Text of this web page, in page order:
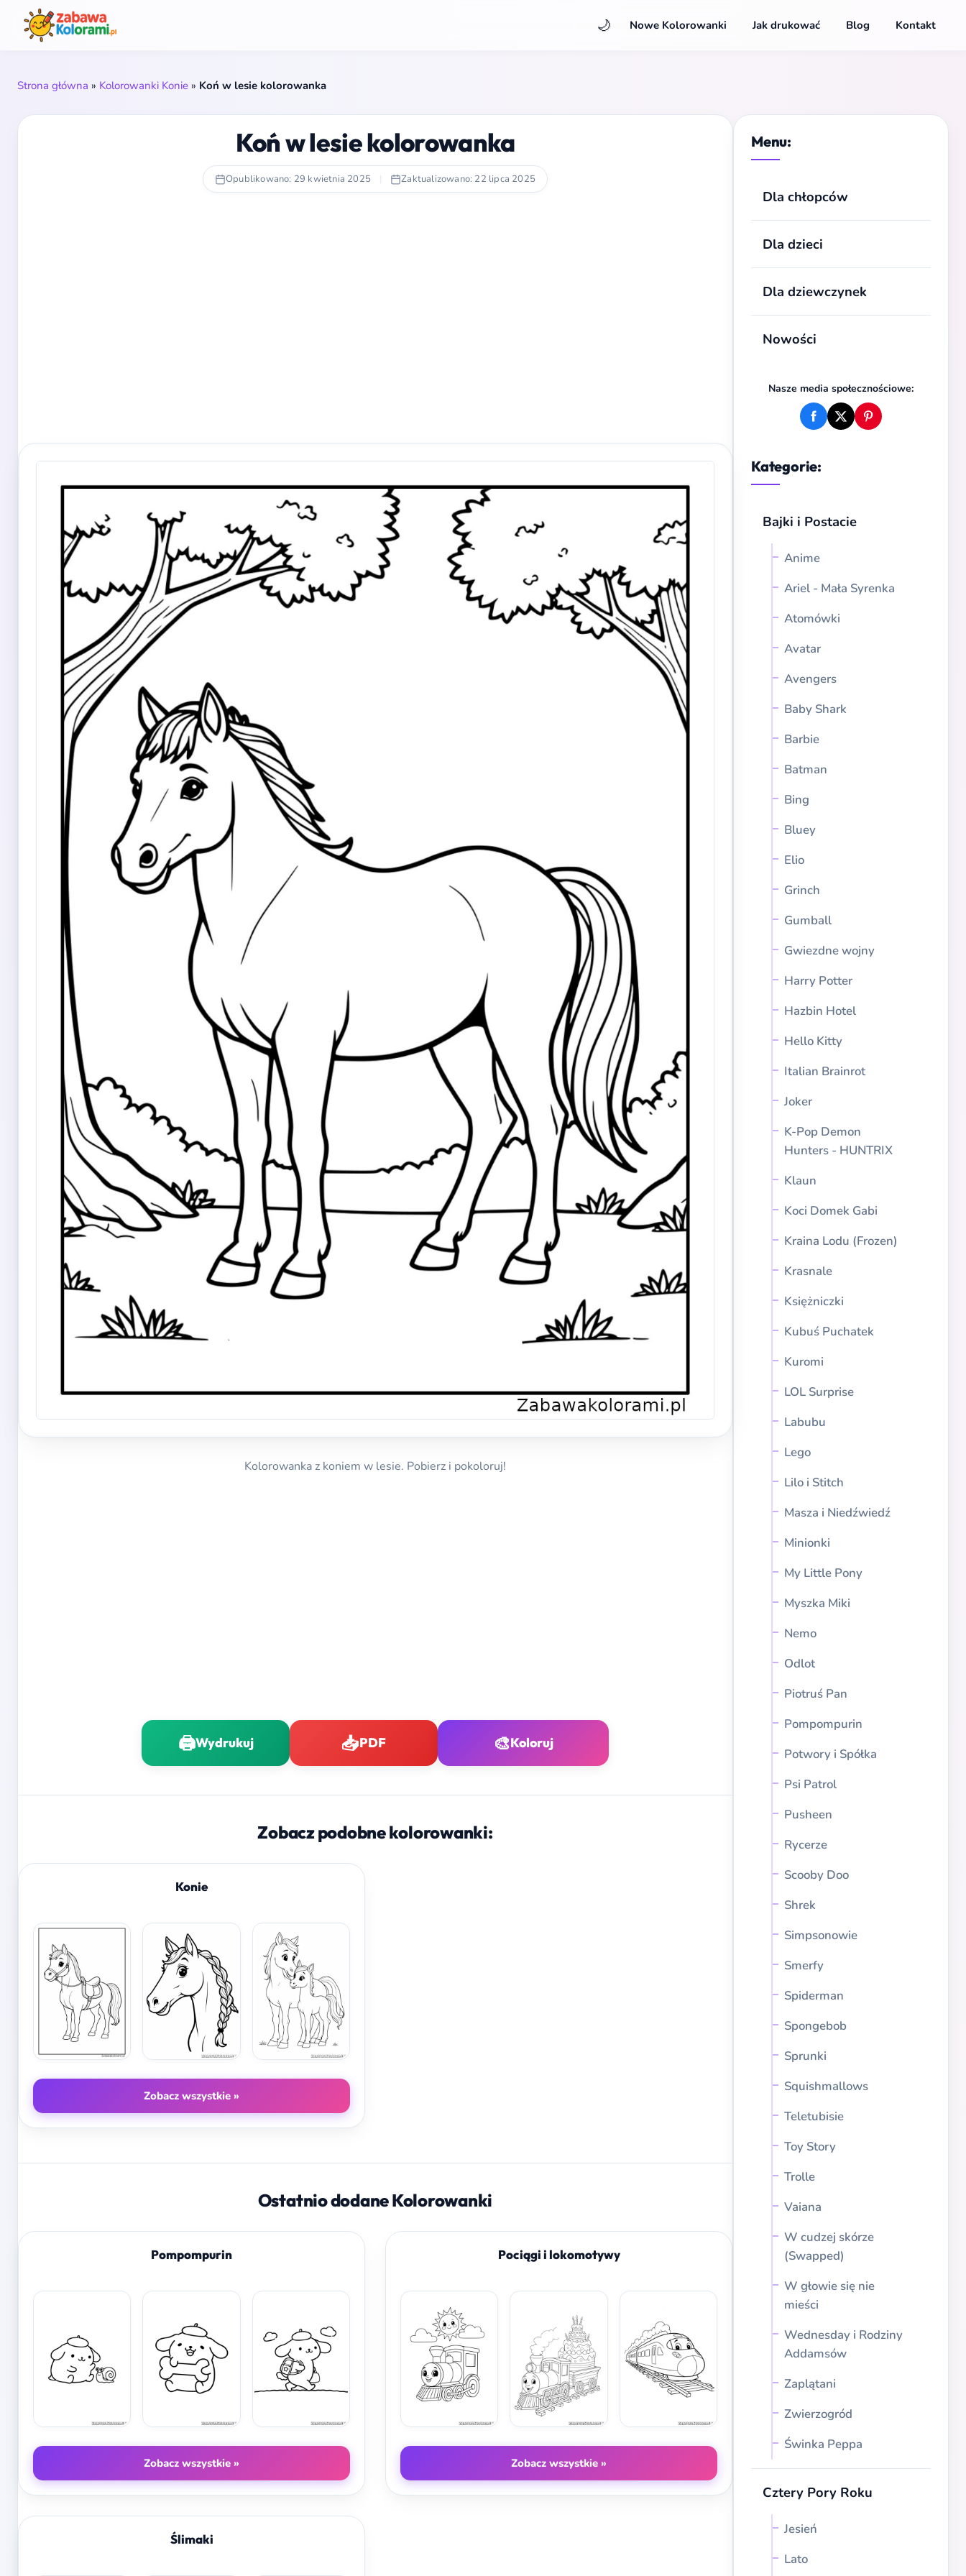
🌙 Nowe Kolorowanki Jak drukować Blog Kontakt
Strona główna » Kolorowanki Konie » Koń w lesie kolorowanka
Menu:
Dla chłopców
Dla dzieci
Dla dziewczynek
Nowości
Nasze media społecznościowe:
Kategorie:
Bajki i Postacie
Anime
Ariel - Mała Syrenka
Atomówki
Avatar
Avengers
Baby Shark
Barbie
Batman
Bing
Bluey
Elio
Grinch
Gumball
Gwiezdne wojny
Harry Potter
Hazbin Hotel
Hello Kitty
Italian Brainrot
Joker
K-Pop Demon
Hunters - HUNTRIX
Klaun
Koci Domek Gabi
Kraina Lodu (Frozen)
Krasnale
Księżniczki
Kubuś Puchatek
Kuromi
LOL Surprise
Labubu
Lego
Lilo i Stitch
Masza i Niedźwiedź
Minionki
My Little Pony
Myszka Miki
Nemo
Odlot
Piotruś Pan
Pompompurin
Potwory i Spółka
Psi Patrol
Pusheen
Rycerze
Scooby Doo
Shrek
Simpsonowie
Smerfy
Spiderman
Spongebob
Sprunki
Squishmallows
Teletubisie
Toy Story
Trolle
Vaiana
W cudzej skórze
(Swapped)
W głowie się nie
mieści
Wednesday i Rodziny
Addamsów
Zaplątani
Zwierzogród
Świnka Peppa
Cztery Pory Roku
Jesień
Lato
Koń w lesie kolorowanka
Opublikowano: 29 kwietnia 2025 | Zaktualizowano: 22 lipca 2025
Kolorowanka z koniem w lesie. Pobierz i pokoloruj!
🖨️Wydrukuj 📥PDF 🎨Koloruj
Zobacz podobne kolorowanki:
Konie
Zobacz wszystkie »
Ostatnio dodane Kolorowanki
Pompompurin
Zobacz wszystkie »
Pociągi i lokomotywy
Zobacz wszystkie »
Ślimaki